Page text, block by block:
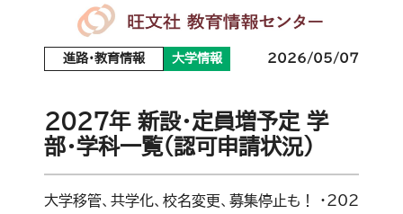
進路・教育情報 大学情報 2026/05/07
2027年 新設・定員増予定 学
部・学科一覧（認可申請状況）
大学移管、共学化、校名変更、募集停止も！ ・202